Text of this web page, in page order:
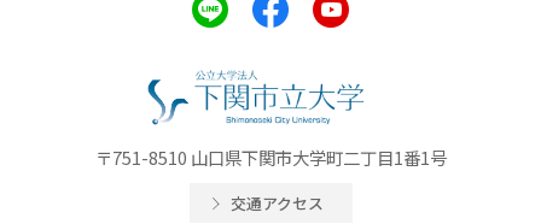
〒751-8510 山口県下関市大学町二丁目1番1号
交通アクセス